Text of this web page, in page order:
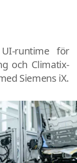
runtime för
och Climatix-
Siemens iX.